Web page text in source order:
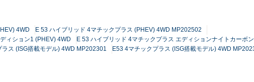
4WD
E 53 ハイブリッド 4マチックプラス (PHEV) 4WD MP202502
ィション1 (PHEV) 4WD
E 53 ハイブリッド 4マチックプラス エディションナイトカーボ
ラス (ISG搭載モデル) 4WD MP202301 E53 4マチックプラス (ISG搭載モデル) 4WD